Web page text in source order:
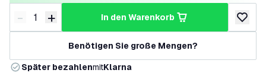
Menge verringern
- Menge erhöhen
+ in den Warenkorb
zur
Benötigen Sie große Mengen?
Später bezahlenmitKlarna